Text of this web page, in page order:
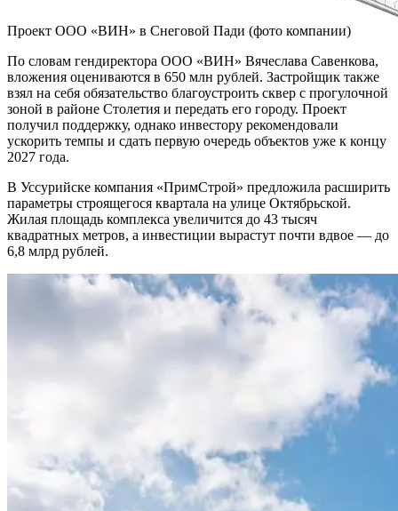
Проект ООО «ВИН» в Снеговой Пади (фото компании)
По словам гендиректора ООО «ВИН» Вячеслава Савенкова,
вложения оцениваются в 650 млн рублей. Застройщик также
взял на себя обязательство благоустроить сквер с прогулочной
зоной в районе Столетия и передать его городу. Проект
получил поддержку, однако инвестору рекомендовали
ускорить темпы и сдать первую очередь объектов уже к концу
2027 года.
В Уссурийске компания «ПримСтрой» предложила расширить
параметры строящегося квартала на улице Октябрьской.
Жилая площадь комплекса увеличится до 43 тысяч
квадратных метров, а инвестиции вырастут почти вдвое — до
6,8 млрд рублей.